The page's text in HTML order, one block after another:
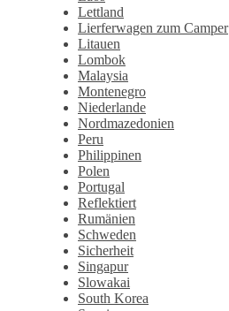
Lettland
Lierferwagen zum Camper
Litauen
Lombok
Malaysia
Montenegro
Niederlande
Nordmazedonien
Peru
Philippinen
Polen
Portugal
Reflektiert
Rumänien
Schweden
Sicherheit
Singapur
Slowakai
South Korea